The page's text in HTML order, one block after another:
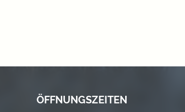
ÖFFNUNGSZEITEN